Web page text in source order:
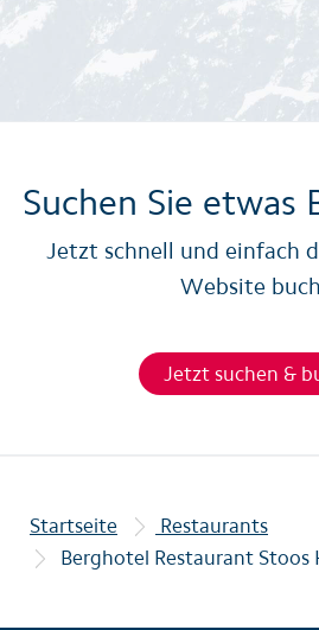
Suchen Sie etwas
Jetzt schnell und einfach
Website
Jetzt suchen &
Startseite
Restaurants
Berghotel Restaurant Stoos